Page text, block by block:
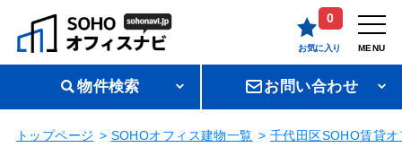
0
お気に入り MENU
物件検索 お問い合わせ
トップページ SOHOオフィス建物一覧 千代田区SOHO賃貸オ